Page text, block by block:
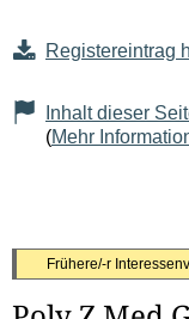
Registereintrag
Inhalt dieser
(Mehr
S
Frühere/-r